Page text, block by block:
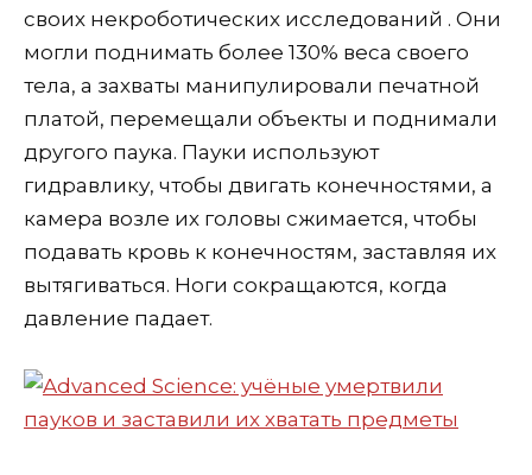
своих некроботических исследований . Они
могли поднимать более 130% веса своего
тела, а захваты манипулировали печатной
платой, перемещали объекты и поднимали
другого паука. Пауки используют
гидравлику, чтобы двигать конечностями, а
камера возле их головы сжимается, чтобы
подавать кровь к конечностям, заставляя их
вытягиваться. Ноги сокращаются, когда
давление падает.